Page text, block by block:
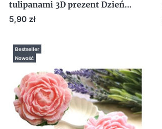
tulipanami 3D prezent Dzień
Cena
5,90 zł
Bestseller
Nowość